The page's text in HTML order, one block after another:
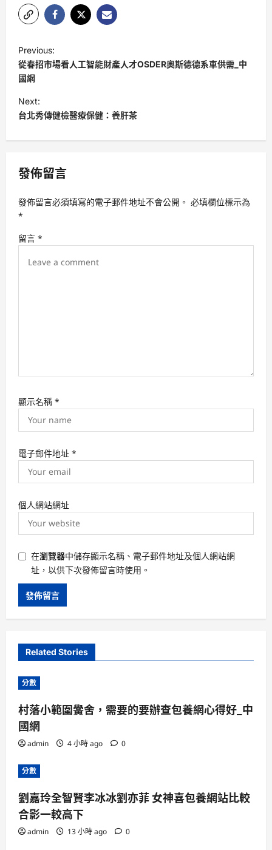
o
s
t
n
a
i
a
t
i
Previous:
從春招市場看人工智能財產人才OSDER奧斯德德系車供需_中
國網
Next:
台北秀傳健檢醫療保健：養肝茶
發佈留言
發佈留言必須填寫的電子郵件地址不會公開。 必填欄位標示為
*
留言 *
顯示名稱 *
電子郵件地址 *
個人網站網址
在瀏覽器中儲存顯示名稱、電子郵件地址及個人網站網
址，以供下次發佈留言時使用。
Related Stories
分數
村落小範圍黌舍，需要的要辦查包養網心得好_中
國網
admin 4 小時 ago 0
分數
劉嘉玲全智賢李冰冰劉亦菲 女神喜包養網站比較
合影一較高下
admin 13 小時 ago 0